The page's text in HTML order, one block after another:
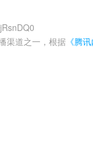
渠道之一，根据 《腾